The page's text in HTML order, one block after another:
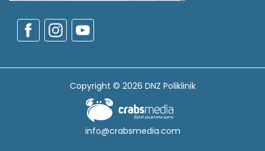
Copyright © 2026 DNZ Poliklinik
info@crabsmedia.com